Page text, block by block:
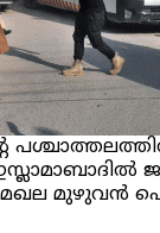
മേഖല മുഴുവന്‍